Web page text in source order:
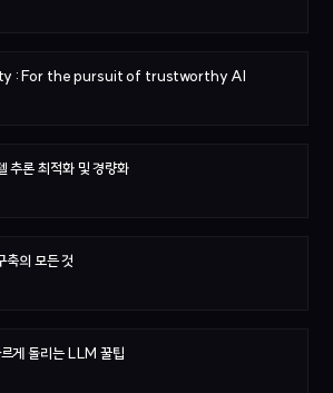
: For the pursuit of trustworthy AI
추론 최적화 및 경량화
의 모든 것
게 돌리는 LLM 꿀팁